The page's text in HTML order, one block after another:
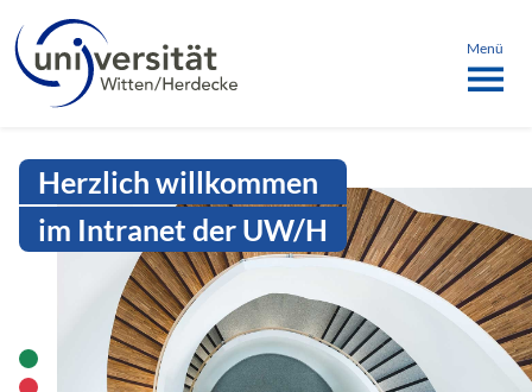
Intranet Uni WH | Login
Menü
Sprachmenü
schließen
Herzlich willkommen
im Intranet der UW/H